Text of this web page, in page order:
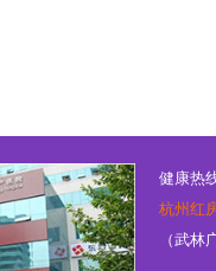
健康热
杭州红
（武